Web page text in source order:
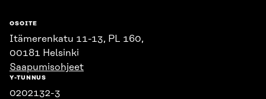
OSOITE
Itämerenkatu 11-13, PL 160,
00181 Helsinki
Saapumisohjeet
Y-TUNNUS
0202132-3